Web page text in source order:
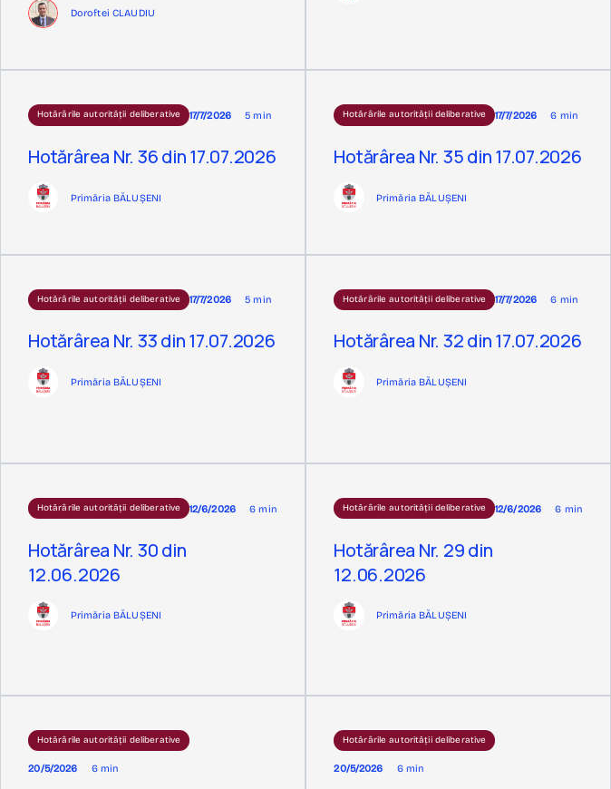
Doroftei CLAUDIU
Hotărârile autorității deliberative 17/7/2026 5 min
Hotărârea Nr. 36 din 17.07.2026
Primăria BĂLUȘENI
Hotărârile autorității deliberative 17/7/2026 6 min
Hotărârea Nr. 35 din 17.07.2026
Primăria BĂLUȘENI
Hotărârile autorității deliberative 17/7/2026 5 min
Hotărârea Nr. 33 din 17.07.2026
Primăria BĂLUȘENI
Hotărârile autorității deliberative 17/7/2026 6 min
Hotărârea Nr. 32 din 17.07.2026
Primăria BĂLUȘENI
Hotărârile autorității deliberative 12/6/2026 6 min
Hotărârea Nr. 30 din
12.06.2026
Primăria BĂLUȘENI
Hotărârile autorității deliberative 12/6/2026 6 min
Hotărârea Nr. 29 din
12.06.2026
Primăria BĂLUȘENI
Hotărârile autorității deliberative
20/5/2026 6 min
Hotărârile autorității deliberative
20/5/2026 6 min